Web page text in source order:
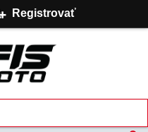
Registrovať